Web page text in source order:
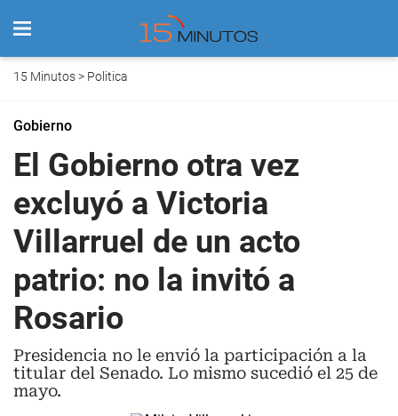
15 Minutos> Politica
Gobierno
El Gobierno otra vez
excluyó a Victoria
Villarruel de un acto
patrio: no la invitó a
Rosario
Presidencia no le envió la participación a la
titular del Senado. Lo mismo sucedió el 25 de
mayo.